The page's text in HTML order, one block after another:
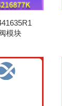
模块